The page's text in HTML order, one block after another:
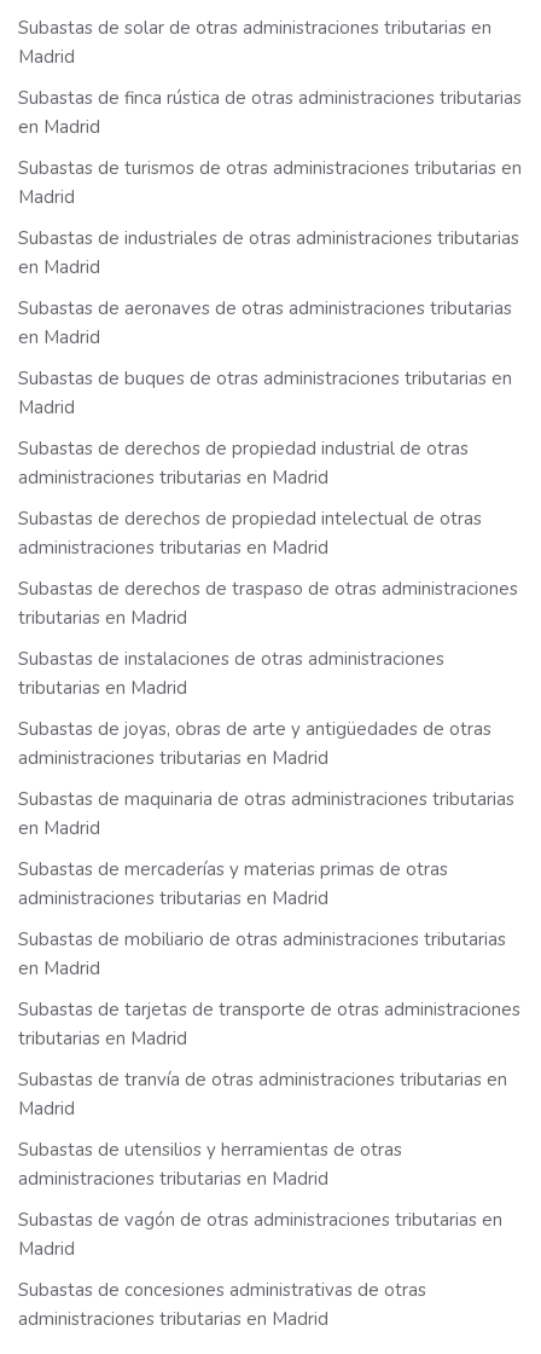
Subastas de solar de otras administraciones tributarias en
Madrid
Subastas de finca rústica de otras administraciones tributarias
en Madrid
Subastas de turismos de otras administraciones tributarias en
Madrid
Subastas de industriales de otras administraciones tributarias
en Madrid
Subastas de aeronaves de otras administraciones tributarias
en Madrid
Subastas de buques de otras administraciones tributarias en
Madrid
Subastas de derechos de propiedad industrial de otras
administraciones tributarias en Madrid
Subastas de derechos de propiedad intelectual de otras
administraciones tributarias en Madrid
Subastas de derechos de traspaso de otras administraciones
tributarias en Madrid
Subastas de instalaciones de otras administraciones
tributarias en Madrid
Subastas de joyas, obras de arte y antigüedades de otras
administraciones tributarias en Madrid
Subastas de maquinaria de otras administraciones tributarias
en Madrid
Subastas de mercaderías y materias primas de otras
administraciones tributarias en Madrid
Subastas de mobiliario de otras administraciones tributarias
en Madrid
Subastas de tarjetas de transporte de otras administraciones
tributarias en Madrid
Subastas de tranvía de otras administraciones tributarias en
Madrid
Subastas de utensilios y herramientas de otras
administraciones tributarias en Madrid
Subastas de vagón de otras administraciones tributarias en
Madrid
Subastas de concesiones administrativas de otras
administraciones tributarias en Madrid